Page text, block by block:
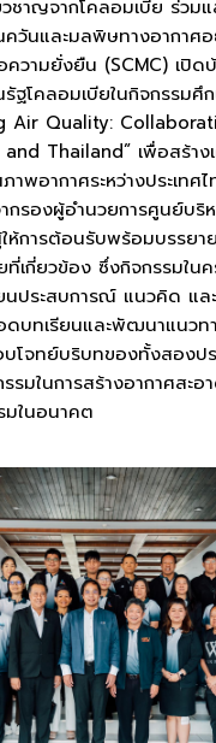
ชาญจากโคลอมเบีย ร่วม
วันและมลพิษทางอากาศ
ความยั่งยืน (SCMC) เปิ
ฐโคลอมเบียในกิจกรรมศึ
Air Quality:
Thailand” เพื่อสร้าง
พอากาศระหว่างประเทศไ
กรองผู้อำนวยการศูนย์บริ
ห้การต้อนรับพร้อมบรรยา
ที่เกี่ยวข้อง ซึ่งกิจกรรมใ
นประสบการณ์ แนวคิด แล
ดบทเรียนและพัฒนาแนวท
โจทย์บริบทของทั้งสองปร
รรมในการสร้างอากาศสะ
มในอนาคต